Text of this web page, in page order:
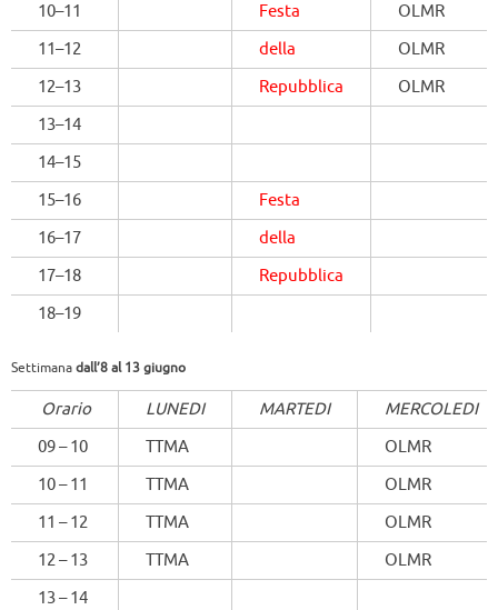
10–11
Festa
OLMR
11–12
della
OLMR
12–13
Repubblica
OLMR
13–14
14–15
15–16
Festa
16–17
della
17–18
Repubblica
18–19
Settimanadall’8 al 13 giugno
Orario LUNEDI MARTEDI
MERCOLEDI
09 – 10
TTMA
OLMR
10 – 11
TTMA
OLMR
11 – 12
TTMA
OLMR
12 – 13
TTMA
OLMR
13 – 14